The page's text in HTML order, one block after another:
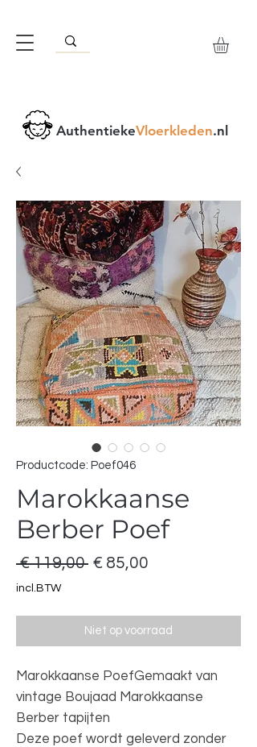
AuthentiekeVloerkleden.nl
Productcode: Poef046
Marokkaanse
Berber Poef
€ 119,00 Normale
€ 85,00
incl.BTW
Niet op voorraad
Marokkaanse PoefGemaakt van
vintage Boujaad Marokkaanse
Berber tapijten
Deze poef wordt geleverd zonder